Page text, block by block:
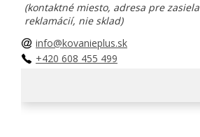
(kontaktné miesto, adresa pre
reklamácií, nie sklad)
info@kovanieplus.sk
+420 608 455 499